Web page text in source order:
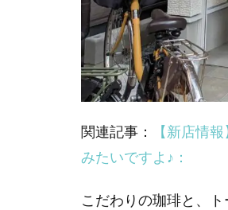
関連記事：
【新店情
みたいですよ♪：
こだわりの珈琲と、